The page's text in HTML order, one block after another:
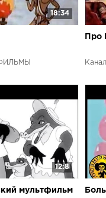
18:34
Про
12:8
мультфильм